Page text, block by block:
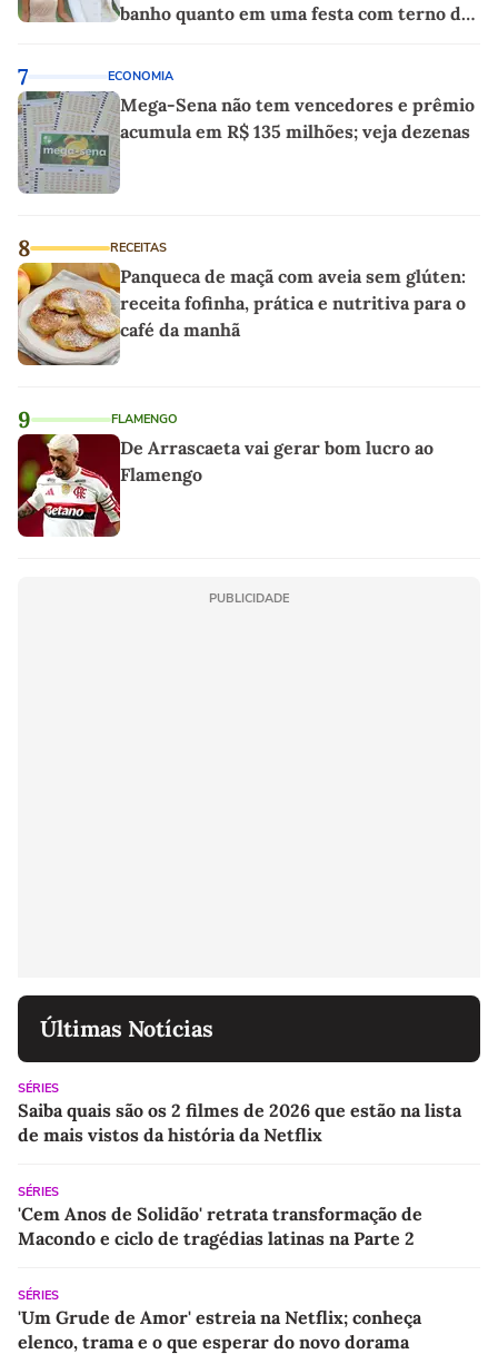
banho quanto em uma festa com terno de
7 ECONOMIA
Mega-Sena não tem vencedores e prêmio
acumula em R$ 135 milhões; veja dezenas
8 RECEITAS
Panqueca de maçã com aveia sem glúten:
receita fofinha, prática e nutritiva para o
café da manhã
9 FLAMENGO
De Arrascaeta vai gerar bom lucro ao
Flamengo
PUBLICIDADE
Últimas Notícias
SÉRIES
Saiba quais são os 2 filmes de 2026 que estão na lista
de mais vistos da história da Netflix
SÉRIES
'Cem Anos de Solidão' retrata transformação de
Macondo e ciclo de tragédias latinas na Parte 2
SÉRIES
'Um Grude de Amor' estreia na Netflix; conheça
elenco, trama e o que esperar do novo dorama